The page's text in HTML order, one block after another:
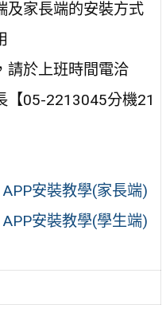
及家長端的安裝方式
請於上班時間電洽
【05-2213045分機21
安裝教學(家長端)
安裝教學(學生端)